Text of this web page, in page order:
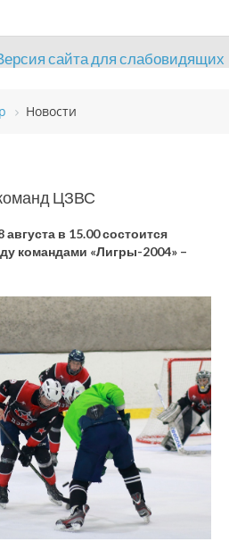
сайта для слабовидящих
ВАКАНСИИ
Новости
ЦЗВС
в 15.00 состоится
командами «Лигры-2004» –